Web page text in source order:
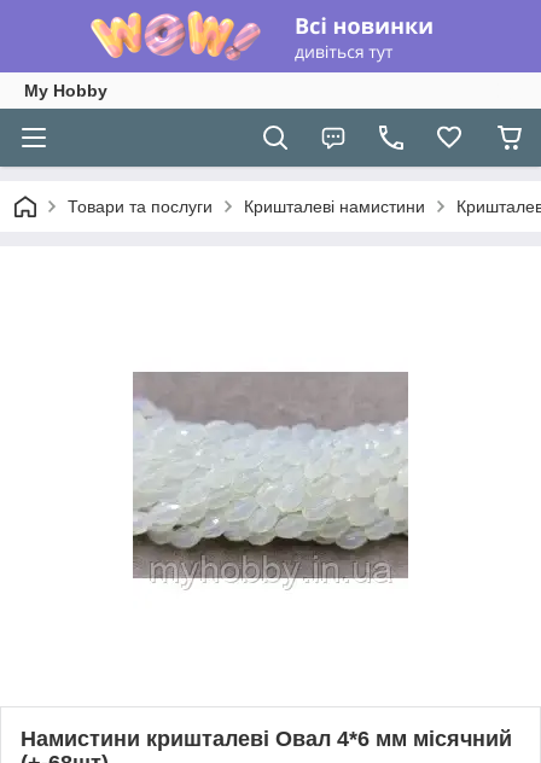
My Hobby
Товари та послуги Кришталеві намистини
Намистини кришталеві Овал 4*6 мм місячний